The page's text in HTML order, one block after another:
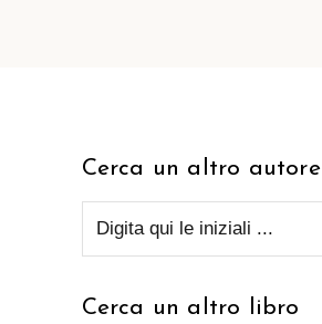
Cerca un altro autore
Cerca un altro libro